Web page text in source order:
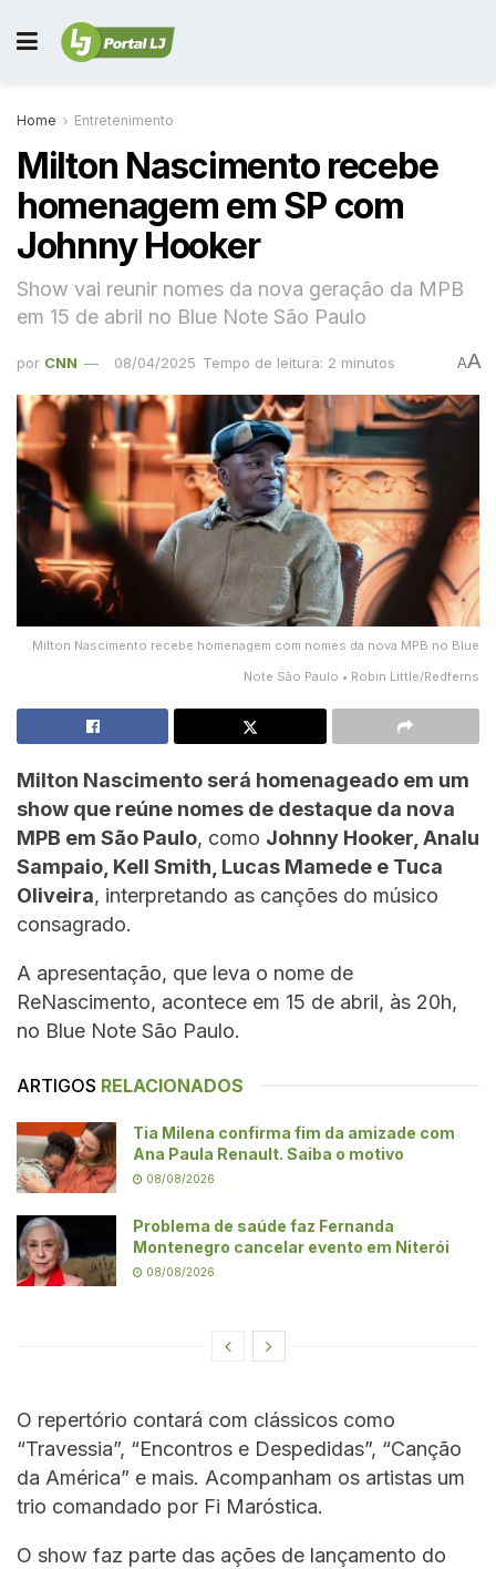
Home Entretenimento
Milton Nascimento recebe
homenagem em SP com
Johnny Hooker
Show vai reunir nomes da nova geração da MPB
em 15 de abril no Blue Note São Paulo
por CNN 08/04/2025 Tempo de leitura: 2 minutos AA
Milton Nascimento recebe homenagem com nomes da nova MPB no Blue
Note São Paulo • Robin Little/Redferns
Milton Nascimento será homenageado em um
show que reúne nomes de destaque da nova
MPB em São Paulo, como Johnny Hooker, Analu
Sampaio, Kell Smith, Lucas Mamede e Tuca
Oliveira, interpretando as canções do músico
consagrado.
A apresentação, que leva o nome de
ReNascimento, acontece em 15 de abril, às 20h,
no Blue Note São Paulo.
ARTIGOS RELACIONADOS
Tia Milena confirma fim da amizade com
Ana Paula Renault. Saiba o motivo
08/08/2026
Problema de saúde faz Fernanda
Montenegro cancelar evento em Niterói
08/08/2026
O repertório contará com clássicos como
“Travessia”, “Encontros e Despedidas”, “Canção
da América” e mais. Acompanham os artistas um
trio comandado por Fi Maróstica.
O show faz parte das ações de lançamento do